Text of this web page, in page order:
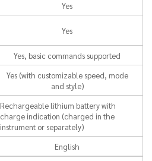
Yes
Yes
Yes, basic commands supported
Yes (with customizable speed, mode
and style)
Rechargeable lithium battery with
charge indication (charged in the
instrument or separately)
English